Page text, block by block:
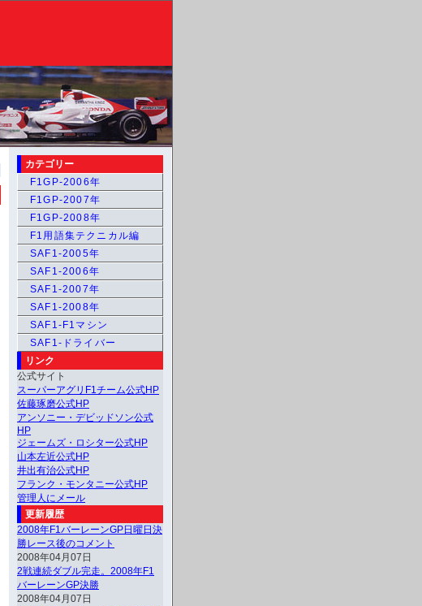
カテゴリー
F1GP-2006年
F1GP-2007年
F1GP-2008年
F1用語集テクニカル編
SAF1-2005年
SAF1-2006年
SAF1-2007年
SAF1-2008年
SAF1-F1マシン
SAF1-ドライバー
リンク
公式サイト
スーパーアグリF1チーム公式HP
佐藤琢磨公式HP
アンソニー・デビッドソン公式
HP
ジェームズ・ロシター公式HP
山本左近公式HP
井出有治公式HP
フランク・モンタニー公式HP
管理人にメール
更新履歴
2008年F1バーレーンGP日曜日決
勝レース後のコメント
2008年04月07日
2戦連続ダブル完走。2008年F1
バーレーンGP決勝
2008年04月07日